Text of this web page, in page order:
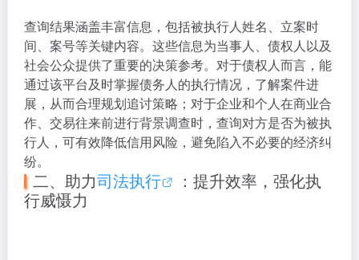
查询结果涵盖丰富信息，包括被执行人姓名、立案时
间、案号等关键内容。这些信息为当事人、债权人以及
社会公众提供了重要的决策参考。对于债权人而言，能
通过该平台及时掌握债务人的执行情况，了解案件进
展，从而合理规划追讨策略；对于企业和个人在商业合
作、交易往来前进行背景调查时，查询对方是否为被执
行人，可有效降低信用风险，避免陷入不必要的经济纠
纷。
二、助力司法执行
：提升效率，强化执
行威慑力